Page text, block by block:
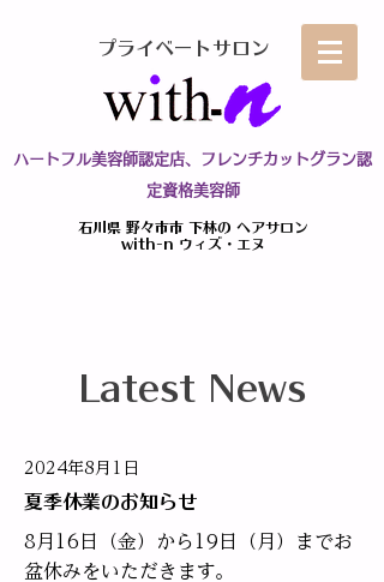
プライベートサロン
ハートフル美容師認定店、フレンチカットグラン認
定資格美容師
石川県 野々市市 下林の ヘアサロン
with-n ウィズ・エヌ
Latest News
2024年8月1日
夏季休業のお知らせ
8月16日（金）から19日（月）までお
盆休みをいただきます。